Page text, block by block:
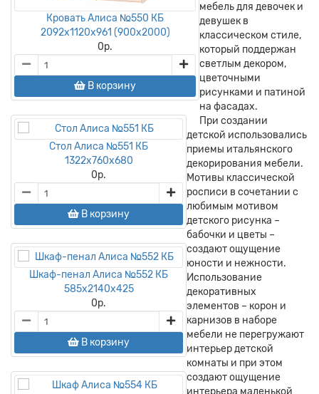
Кровать Алиса №550 КБ
2092х1120х961 (900х2000)
0р.
В корзину
Стол Алиса №551 КБ
1322х760х680
0р.
В корзину
Шкаф-пенал Алиса №552 КБ
585х2140х425
0р.
В корзину
мебель для девочек и
девушек в
классическом стиле,
который поддержан
светлым декором,
цветочными
рисунками и патиной
на фасадах.
При создании
детской использовались
приемы итальянского
декорирования мебели.
Мотивы классической
росписи в сочетании с
любимым мотивом
детского рисунка –
бабочки и цветы –
создают ощущение
юности и нежности.
Использование
декоративных
элементов – корон и
карнизов в наборе
мебели не перегружают
интерьер детской
комнаты и при этом
создают ощущение